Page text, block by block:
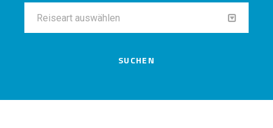
Reiseart auswählen